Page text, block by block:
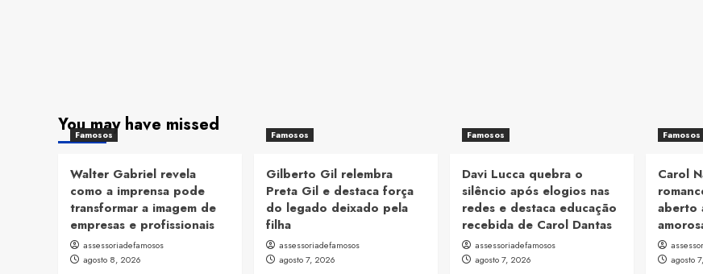
You may have missed
Famosos
Walter Gabriel revela
como a imprensa pode
transformar a imagem de
empresas e profissionais
assessoriadefamosos
agosto 8, 2026
Famosos
Gilberto Gil relembra
Preta Gil e destaca força
do legado deixado pela
filha
assessoriadefamosos
agosto 7, 2026
Famosos
Davi Lucca quebra o
silêncio após elogios nas
redes e destaca educação
recebida de Carol Dantas
assessoriadefamosos
agosto 7, 2026
Famosos
Carol
aberto
agosto